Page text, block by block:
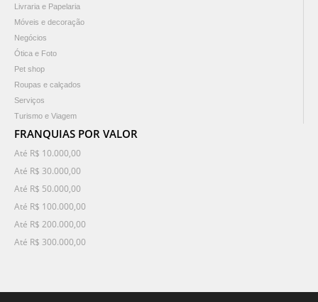
Livraria e Papelaria
Móveis e decoração
Negócios
Ótica e Foto
Pet shop
Roupas e calçados
Serviços
Turismo e Viagem
FRANQUIAS POR VALOR
Até R$ 10.000,00
Até R$ 30.000,00
Até R$ 50.000,00
Até R$ 100.000,00
Até R$ 200.000,00
Até R$ 300.000,00